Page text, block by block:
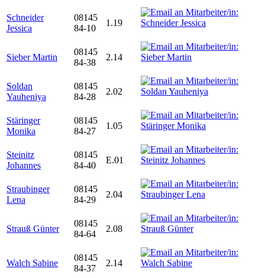
Schneider
Jessica
08145
84-10
1.19
Sieber Martin
08145
84-38
2.14
Soldan
Yauheniya
08145
84-28
2.02
Stäringer
Monika
08145
84-27
1.05
Steinitz
Johannes
08145
84-40
E.01
Straubinger
Lena
08145
84-29
2.04
Strauß Günter
08145
84-64
2.08
Walch Sabine
08145
84-37
2.14